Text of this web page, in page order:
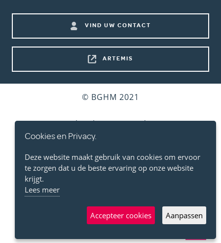
shortcuts
VIND UW CONTACT
ARTEMIS
© BGHM 2021
Gebruiksvoorwaarden
Toegankelijkheidsverklaring
Cookies en Privacy.
Deze website maakt gebruik van cookies om ervoor
te zorgen dat u de beste ervaring op onze website
krijgt.
Lees meer
Accepteer cookies Aanpassen